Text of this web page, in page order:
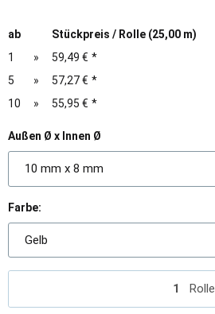
ab
Stückpreis / Rolle (25,00 m)
1
» 59,49 € *
5
» 57,27 € *
10
» 55,95 € *
Außen Ø x Innen Ø
10 mm x 8 mm
Farbe:
Gelb
Rolle